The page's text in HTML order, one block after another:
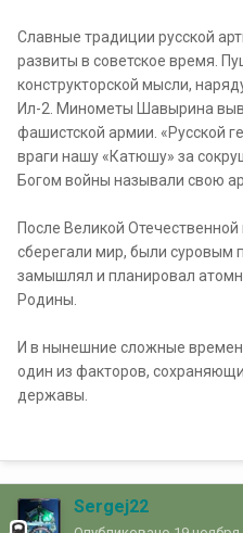
Славные традиции русской
развиты в советское время.
конструкторской мысли,
Ил-2. Минометы Шавырина
фашистской армии. «Русской
враги нашу «Катюшу» за
Богом войны называли свою
После Великой
сберегали мир, были суровым
замышлял и планировал
Родины.
И в нынешние сложные
один из факторов,
державы.
Sergej22